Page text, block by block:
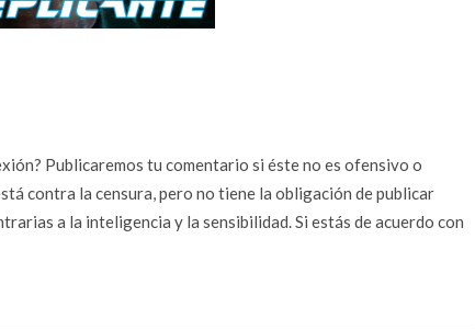
Publicaremos tu comentario si éste no es ofensivo o
contra la censura, pero no tiene la obligación de publicar
a la inteligencia y la sensibilidad. Si estás de acuerdo con